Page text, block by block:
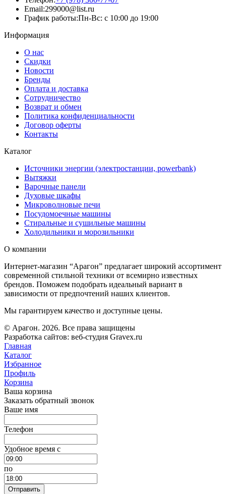
Email:299000@list.ru
График работы:Пн-Вс: с 10:00 до 19:00
Информация
О нас
Скидки
Новости
Бренды
Оплата и доставка
Сотрудничество
Возврат и обмен
Политика конфиденциальности
Договор оферты
Контакты
Каталог
Источники энергии (электростанции, powerbank)
Вытяжки
Варочные панели
Духовые шкафы
Микроволновые печи
Посудомоечные машины
Стиральные и сушильные машины
Холодильники и морозильники
О компании
Интернет-магазин “Арагон” предлагает широкий ассортимент
современной стильной техники от всемирно известных
брендов. Поможем подобрать идеальный вариант в
зависимости от предпочтений наших клиентов.
Мы гарантируем качество и доступные цены.
© Арагон. 2026. Все права защищены
Разработка сайтов: веб-студия Gravex.ru
Главная
Каталог
Избранное
Профиль
Корзина
Ваша корзина
Заказать обратный звонок
Ваше имя
Телефон
Удобное время c
по
Отправить